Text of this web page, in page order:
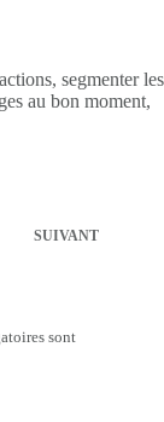
segmenter les
au bon moment,
SUIVANT
sont